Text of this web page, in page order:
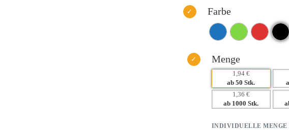
– Langfristige Sichtbarkeit durch
– Stärkung der Markenidentität
– Einfache Verteilung bei Events
Farbe
Menge
1,94 €
ab 50 Stk.
1,36 €
ab 1000 Stk.
INDIVIDUELLE MENGE